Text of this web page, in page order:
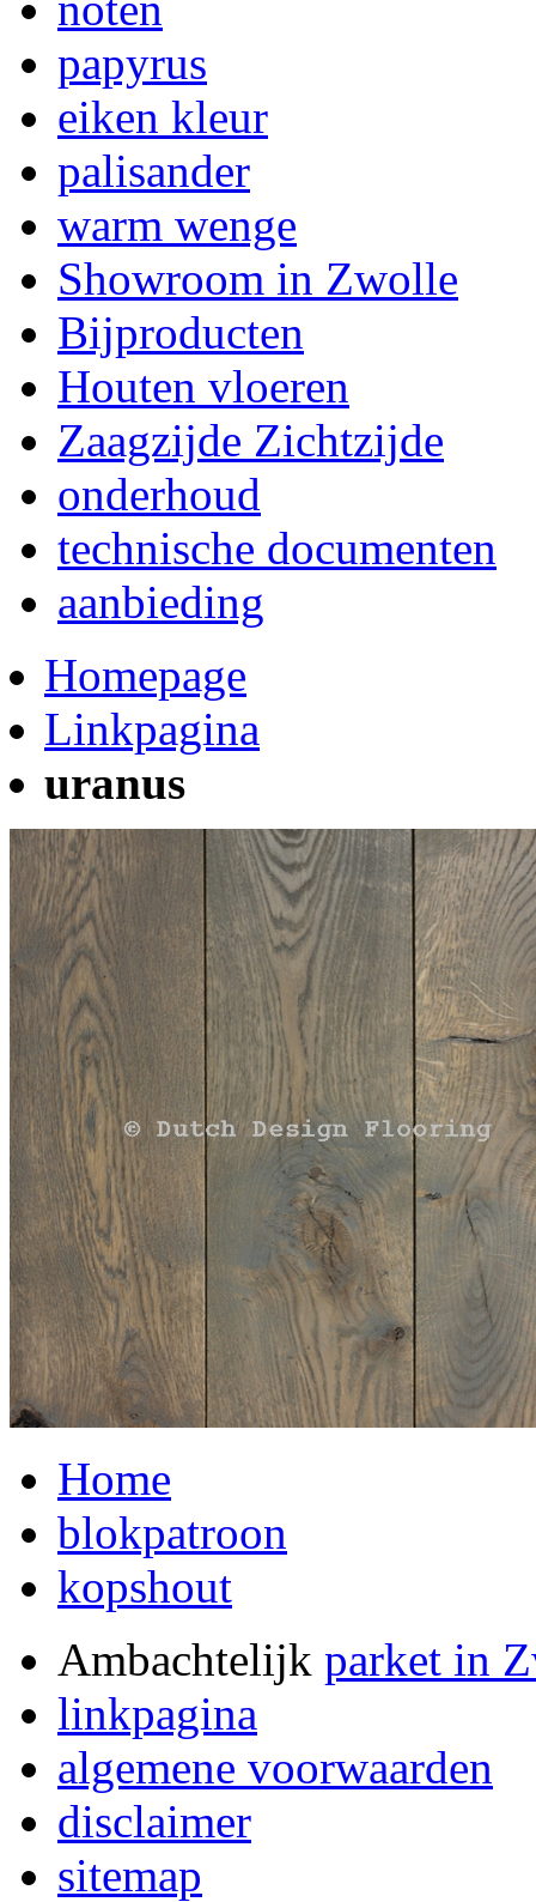
papyrus
eiken kleur
palisander
warm wenge
Showroom in Zwolle
Bijproducten
Houten vloeren
Zaagzijde Zichtzijde
onderhoud
technische documenten
aanbieding
Homepage
Linkpagina
uranus
Home
blokpatroon
kopshout
Ambachtelijk parket in
linkpagina
algemene voorwaarden
disclaimer
sitemap